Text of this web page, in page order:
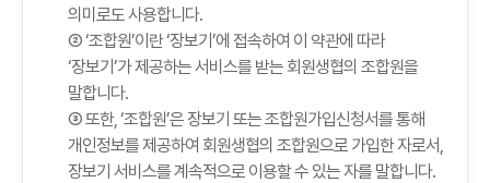
의미로도 사용합니다.
② ‘조합원’이란 ‘장보기’에 접속하여 이 약관에 따라
‘장보기’가 제공하는 서비스를 받는 회원생협의 조합원을
말합니다.
③ 또한, ‘조합원’은 장보기 또는 조합원가입신청서를 통해
개인정보를 제공하여 회원생협의 조합원으로 가입한 자로서,
장보기 서비스를 계속적으로 이용할 수 있는 자를 말합니다.